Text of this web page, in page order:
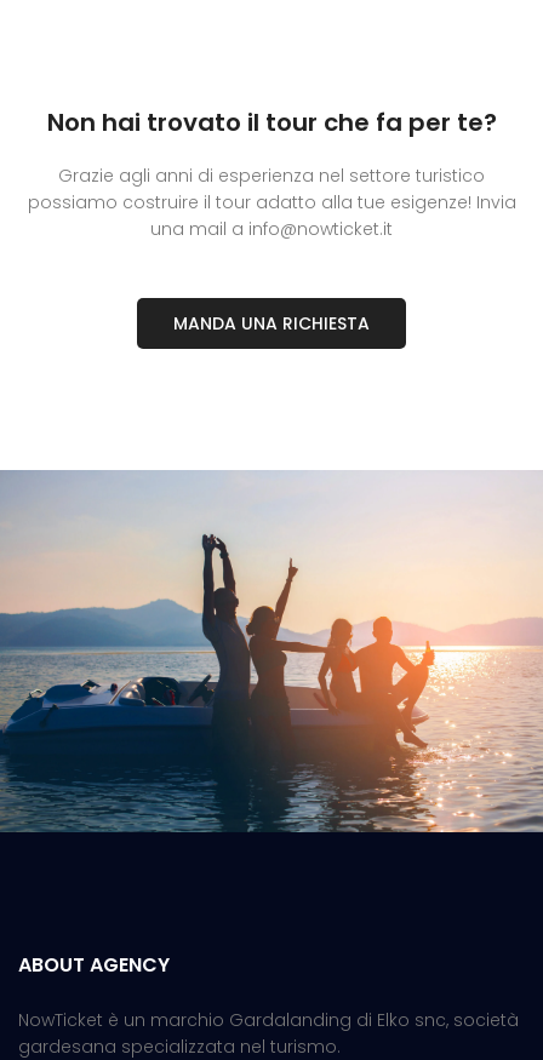
Non hai trovato il tour che fa per te?
Grazie agli anni di esperienza nel settore turistico
possiamo costruire il tour adatto alla tue esigenze! Invia
una mail a info@nowticket.it
MANDA UNA RICHIESTA
ABOUT AGENCY
NowTicket è un marchio Gardalanding di Elko snc, società
gardesana specializzata nel turismo.